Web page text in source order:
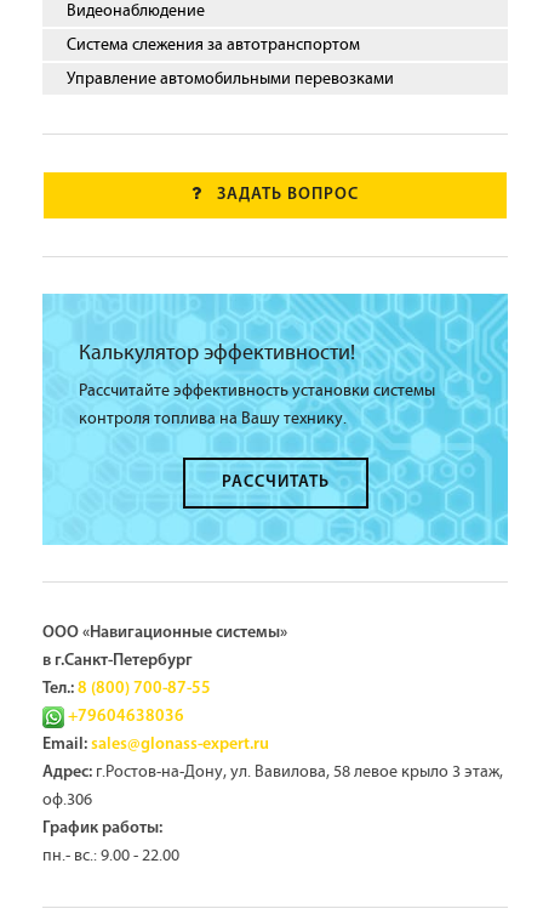
Видеонаблюдение
Система слежения за автотранспортом
Управление автомобильными перевозками
ЗАДАТЬ ВОПРОС
Калькулятор эффективности!
Рассчитайте эффективность установки системы
контроля топлива на Вашу технику.
РАССЧИТАТЬ
ООО «Навигационные системы»
в г.Санкт-Петербург
Тел.: 8 (800) 700-87-55
+79604638036
Email: sales@glonass-expert.ru
Адрес: г.Ростов-на-Дону, ул. Вавилова, 58 левое крыло 3 этаж,
оф.306
График работы:
пн.- вс.: 9.00 - 22.00